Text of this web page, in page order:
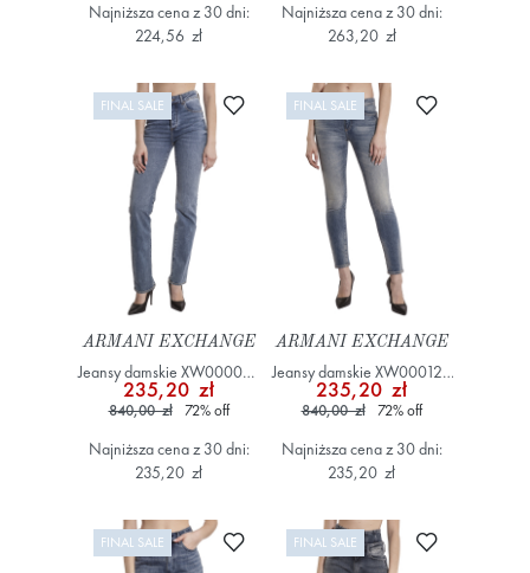
Najniższa cena z 30 dni:
224,56 zł
Najniższa cena z 30 dni:
263,20 zł
FINAL SALE Dodaj do ulubionych
ARMANI EXCHANGE
Jeansy damskie XW000072
AF14654 Niebieski
235,20 zł
840,00 zł 72%off
Najniższa cena z 30 dni:
235,20 zł
FINAL SALE Dodaj do
ARMANI EXCHANGE
Jeansy damskie XW000123
AF12865 Niebieski
235,20 zł
840,00 zł 72%off
Najniższa cena z 30 dni:
235,20 zł
FINAL SALE Dodaj do ulubionych
FINAL SALE Dodaj do